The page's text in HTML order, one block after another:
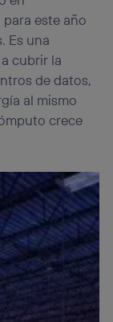
este año
Es una
cubrir la
de datos,
al mismo
crece